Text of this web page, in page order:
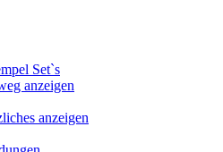
Set`s
anzeigen
anzeigen